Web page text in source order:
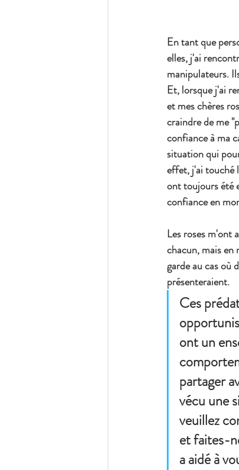
En tant que
elles, j'ai
manipulateurs.
Et, lorsque j'ai
et mes chères
craindre de me
confiance à ma
situation qui
effet, j'ai touché
ont toujours été
confiance en
Les roses m'ont
chacun, mais en
garde au cas où
présenteraient.
Ces
ont un
partager
vécu une
veuillez
et faites-
a aidé à